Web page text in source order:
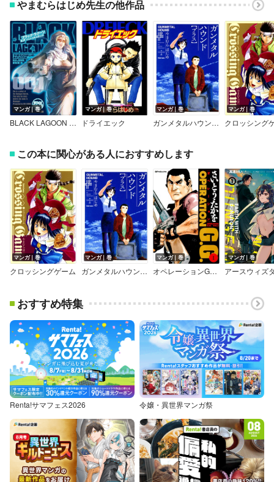
やまむらはじめ先生の他作品
マンガ｜巻
BLACK LAGOON エダ イニシャルステージ
マンガ｜巻
ドライエック
マンガ｜巻
ガンメタルハウンド【プラス】
マンガ｜巻
クロッシング
この本に関心がある人におすすめします
マンガ｜巻
クロッシングゲーム
マンガ｜巻
ガンメタルハウンド【プラス】
マンガ｜巻
オペレーションG．G．
マンガ｜巻
おすすめ特集
Renta!サマフェス2026 令嬢・異世界マンガ祭